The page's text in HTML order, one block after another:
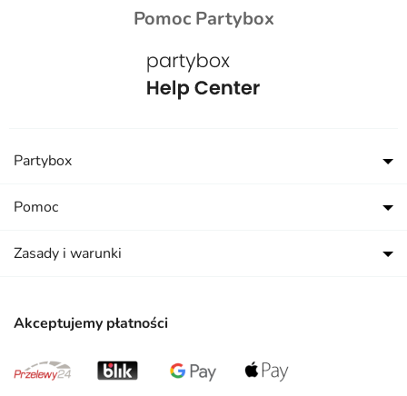
Pomoc Partybox
Akceptujemy płatności
Partybox
Pomoc
Zasady i warunki